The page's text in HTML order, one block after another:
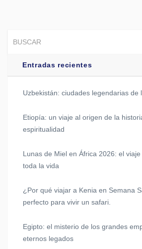
Entradas recientes
Uzbekistán: ciudades legendarias de
Etiopía: un viaje al origen de la
espiritualidad
Lunas de Miel en África 2026: el
toda la vida
¿Por qué viajar a Kenia en Semana
perfecto para vivir un safari.
Egipto: el misterio de los grandes
eternos legados